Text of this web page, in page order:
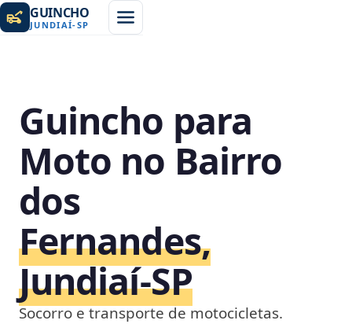
GUINCHO
JUNDIAÍ-SP
Guincho para
Moto no Bairro
dos
Fernandes,
Jundiaí‑SP
Socorro e transporte de motocicletas.